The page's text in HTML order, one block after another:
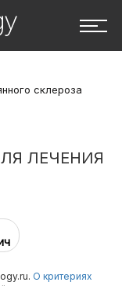
склероза
ЛЕЧЕНИЯ
О критериях